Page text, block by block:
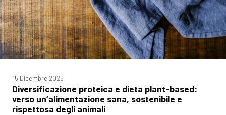
15 Dicembre 2025
Diversificazione proteica e dieta plant-based:
verso un’alimentazione sana, sostenibile e
rispettosa degli animali